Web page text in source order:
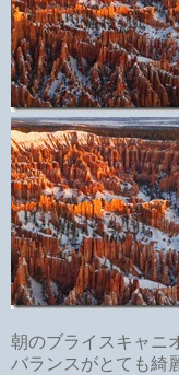
朝のブライスキャニ
バランスがとても綺